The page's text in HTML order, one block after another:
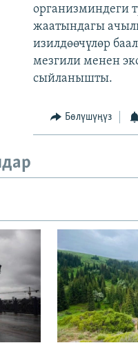
организминдеги
жаатындагы
изилдөөчүлөр
мезгили менен
сыйланышты.
Бөлүшүңүз